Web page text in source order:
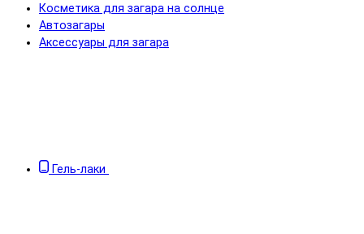
Косметика для загара на солнце
Автозагары
Аксессуары для загара
Гель-лаки